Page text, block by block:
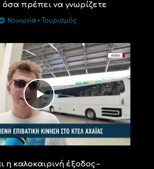
όσα πρέπει να γνωρίζετε
Κοινωνία • Τουρισμός
η καλοκαιρινή έξοδος –